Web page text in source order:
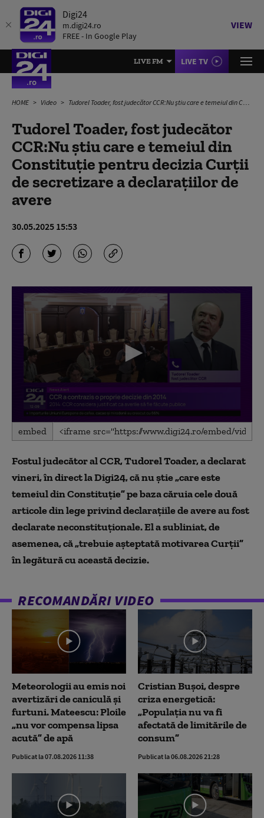
Digi24
m.digi24.ro
FREE - In Google Play
VIEW
LIVE FM LIVE TV
HOME Video Tudorel Toader, fost judecător CCR:Nu știu care e temeiul din Constituție pentru decizia Curții de secretizare a declarațiilor de avere
Tudorel Toader, fost judecător
CCR:Nu știu care e temeiul din
Constituție pentru decizia Curții
de secretizare a declarațiilor de
avere
30.05.2025 15:53
0
seconds
minutes,
52
seconds
embed
Fostul judecător al CCR, Tudorel Toader, a declarat
vineri, în direct la Digi24, că nu știe „care este
temeiul din Constituție” pe baza căruia cele două
articole din lege privind declarațiile de avere au fost
declarate neconstituționale. El a subliniat, de
asemenea, că „trebuie așteptată motivarea Curții”
în legătură cu această decizie.
RECOMANDĂRI VIDEO
Meteorologii au emis noi
avertizări de caniculă și
furtuni. Mateescu: Ploile
„nu vor compensa lipsa
acută” de apă
Publicat la 07.08.2026 11:38
Cristian Bușoi, despre
criza energetică:
„Populația nu va fi
afectată de limitările de
consum”
Publicat la 06.08.2026 21:28